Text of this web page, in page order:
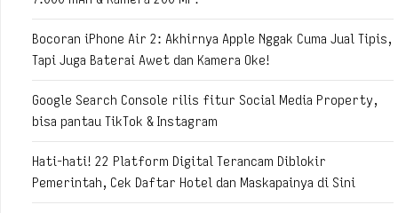
Bocoran iPhone Air 2: Akhirnya Apple Nggak Cuma Jual Tipis,
Tapi Juga Baterai Awet dan Kamera Oke!
Google Search Console rilis fitur Social Media Property,
bisa pantau TikTok & Instagram
Hati-hati! 22 Platform Digital Terancam Diblokir
Pemerintah, Cek Daftar Hotel dan Maskapainya di Sini